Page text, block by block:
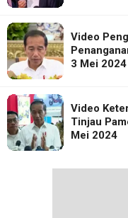
Video
3 Mei 2024
Video
Tinjau
Mei 2024